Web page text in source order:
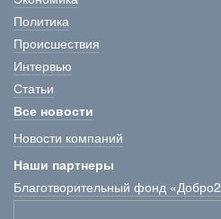
Политика
Происшествия
Интервью
Статьи
Все новости
Новости компаний
Наши партнеры
Благотворительный фонд